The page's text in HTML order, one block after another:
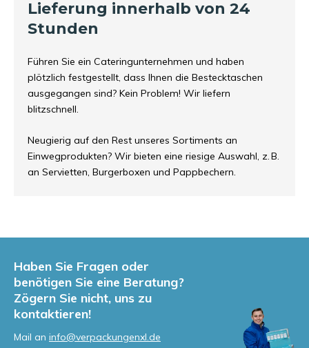
Lieferung innerhalb von 24
Stunden
Führen Sie ein Cateringunternehmen und haben
plötzlich festgestellt, dass Ihnen die Bestecktaschen
ausgegangen sind? Kein Problem! Wir liefern
blitzschnell.
Neugierig auf den Rest unseres Sortiments an
Einwegprodukten? Wir bieten eine riesige Auswahl, z. B.
an Servietten, Burgerboxen und Pappbechern.
Haben Sie Fragen oder
benötigen Sie eine Beratung?
Zögern Sie nicht, uns zu
kontaktieren!
Mail an info@verpackungenxl.de